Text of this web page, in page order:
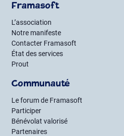
Framasoft
L’association
Notre manifeste
Contacter Framasoft
État des services
Prout
Communauté
Le forum de Framasoft
Participer
Bénévolat valorisé
Partenaires